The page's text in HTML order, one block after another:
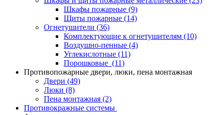
Шкафы пожарные (9)
Щиты пожарные (14)
Огнетушители (36)
Комплектующие к огнетушителям (10)
Воздушно-пенные (4)
Углекислотные (11)
Порошковые (11)
Противопожарные двери, люки, пена монтажная
Двери (49)
Люки (8)
Пена монтажная (2)
Противокражные системы